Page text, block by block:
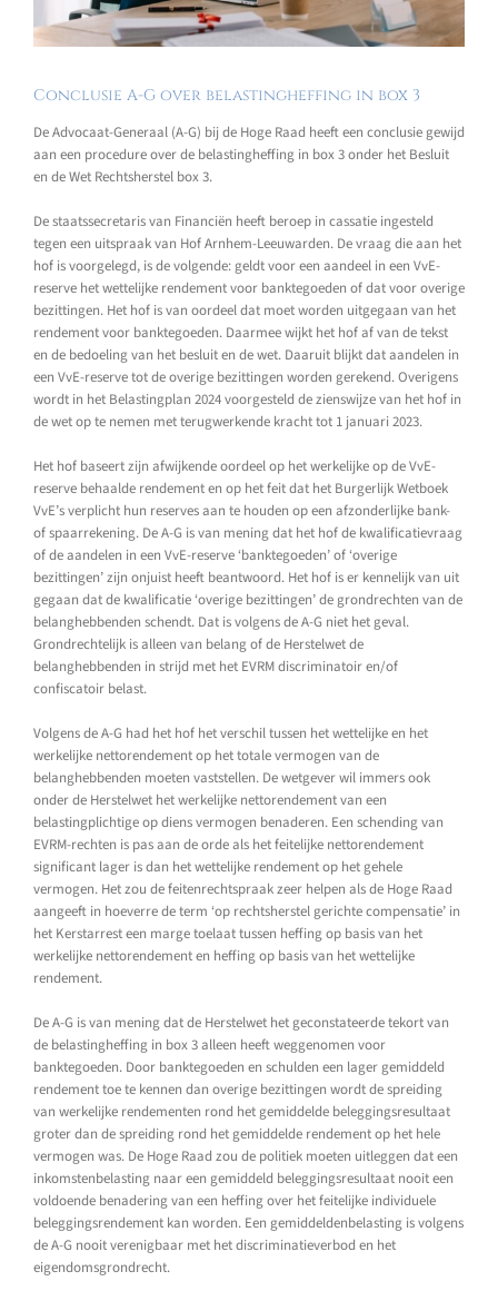
Conclusie A-G over belastingheffing in box 3
De Advocaat-Generaal (A-G) bij de Hoge Raad heeft een conclusie gewijd
aan een procedure over de belastingheffing in box 3 onder het Besluit
en de Wet Rechtsherstel box 3.
De staatssecretaris van Financiën heeft beroep in cassatie ingesteld
tegen een uitspraak van Hof Arnhem-Leeuwarden. De vraag die aan het
hof is voorgelegd, is de volgende: geldt voor een aandeel in een VvE-
reserve het wettelijke rendement voor banktegoeden of dat voor overige
bezittingen. Het hof is van oordeel dat moet worden uitgegaan van het
rendement voor banktegoeden. Daarmee wijkt het hof af van de tekst
en de bedoeling van het besluit en de wet. Daaruit blijkt dat aandelen in
een VvE-reserve tot de overige bezittingen worden gerekend. Overigens
wordt in het Belastingplan 2024 voorgesteld de zienswijze van het hof in
de wet op te nemen met terugwerkende kracht tot 1 januari 2023.
Het hof baseert zijn afwijkende oordeel op het werkelijke op de VvE-
reserve behaalde rendement en op het feit dat het Burgerlijk Wetboek
VvE’s verplicht hun reserves aan te houden op een afzonderlijke bank-
of spaarrekening. De A-G is van mening dat het hof de kwalificatievraag
of de aandelen in een VvE-reserve ‘banktegoeden’ of ‘overige
bezittingen’ zijn onjuist heeft beantwoord. Het hof is er kennelijk van uit
gegaan dat de kwalificatie ‘overige bezittingen’ de grondrechten van de
belanghebbenden schendt. Dat is volgens de A-G niet het geval.
Grondrechtelijk is alleen van belang of de Herstelwet de
belanghebbenden in strijd met het EVRM discriminatoir en/of
confiscatoir belast.
Volgens de A-G had het hof het verschil tussen het wettelijke en het
werkelijke nettorendement op het totale vermogen van de
belanghebbenden moeten vaststellen. De wetgever wil immers ook
onder de Herstelwet het werkelijke nettorendement van een
belastingplichtige op diens vermogen benaderen. Een schending van
EVRM-rechten is pas aan de orde als het feitelijke nettorendement
significant lager is dan het wettelijke rendement op het gehele
vermogen. Het zou de feitenrechtspraak zeer helpen als de Hoge Raad
aangeeft in hoeverre de term ‘op rechtsherstel gerichte compensatie’ in
het Kerstarrest een marge toelaat tussen heffing op basis van het
werkelijke nettorendement en heffing op basis van het wettelijke
rendement.
De A-G is van mening dat de Herstelwet het geconstateerde tekort van
de belastingheffing in box 3 alleen heeft weggenomen voor
banktegoeden. Door banktegoeden en schulden een lager gemiddeld
rendement toe te kennen dan overige bezittingen wordt de spreiding
van werkelijke rendementen rond het gemiddelde beleggingsresultaat
groter dan de spreiding rond het gemiddelde rendement op het hele
vermogen was. De Hoge Raad zou de politiek moeten uitleggen dat een
inkomstenbelasting naar een gemiddeld beleggingsresultaat nooit een
voldoende benadering van een heffing over het feitelijke individuele
beleggingsrendement kan worden. Een gemiddeldenbelasting is volgens
de A-G nooit verenigbaar met het discriminatieverbod en het
eigendomsgrondrecht.